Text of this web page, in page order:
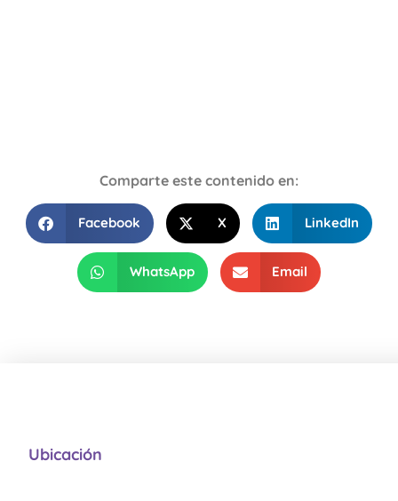
Comparte este contenido en:
Facebook X LinkedIn
WhatsApp Email
Ubicación